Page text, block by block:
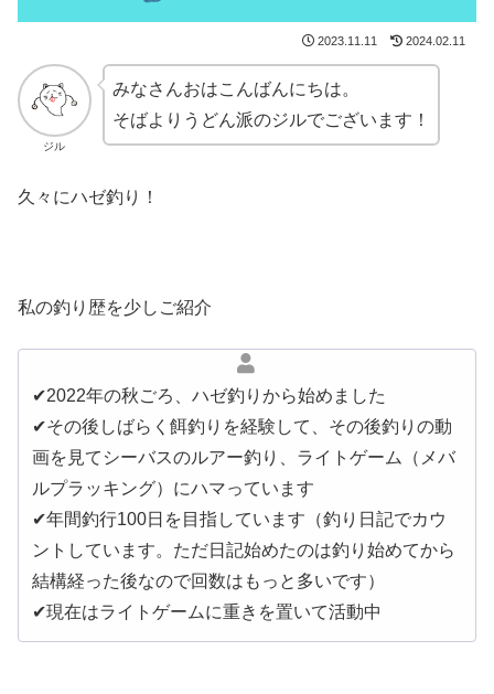
2023.11.11 2024.02.11
ジル
みなさんおはこんばんにちは。
そばよりうどん派のジルでございます！
久々にハゼ釣り！
私の釣り歴を少しご紹介
✔︎2022年の秋ごろ、ハゼ釣りから始めました
✔︎その後しばらく餌釣りを経験して、その後釣りの動
画を見てシーバスのルアー釣り、ライトゲーム（メバ
ルプラッキング）にハマっています
✔︎年間釣行100日を目指しています（釣り日記でカウ
ントしています。ただ日記始めたのは釣り始めてから
結構経った後なので回数はもっと多いです）
✔︎現在はライトゲームに重きを置いて活動中